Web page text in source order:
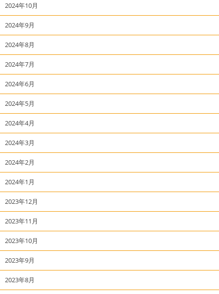
2024年10月
2024年9月
2024年8月
2024年7月
2024年6月
2024年5月
2024年4月
2024年3月
2024年2月
2024年1月
2023年12月
2023年11月
2023年10月
2023年9月
2023年8月